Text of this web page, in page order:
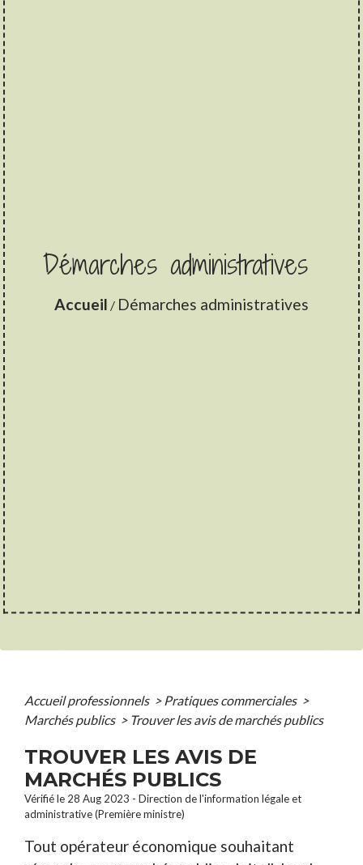
Démarches administratives
Accueil / Démarches administratives
Accueil professionnels > Pratiques commerciales >
Marchés publics > Trouver les avis de marchés publics
TROUVER LES AVIS DE
MARCHÉS PUBLICS
Vérifié le 28 Aug 2023 - Direction de l'information légale et
administrative (Première ministre)
Tout opérateur économique souhaitant